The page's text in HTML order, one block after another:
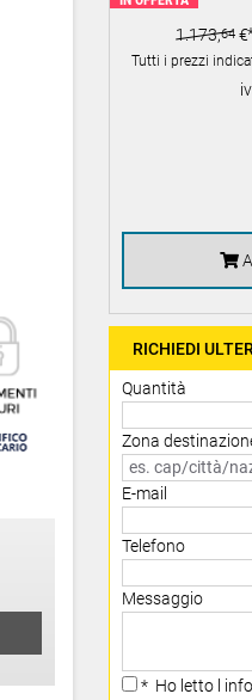
1.173,64 €
Tutti i prezzi
RICHIEDI
Quantità
Zona
E-mail
Telefono
Messaggio
* Ho letto l informativa sulla privacy e